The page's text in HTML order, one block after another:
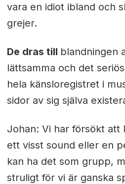
vara en idiot ibland och
grejer.
De dras till blandningen
lättsamma och det
hela känsloregistret i
sidor av sig själva
Johan: Vi har försökt att
ett visst sound eller en
kan ha det som grupp,
struligt för vi är ganska